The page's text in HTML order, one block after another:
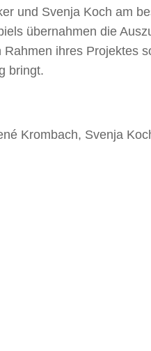
und Svenja Koch am
übernahmen die
ihres Projektes
bringt.
Krombach, Svenja